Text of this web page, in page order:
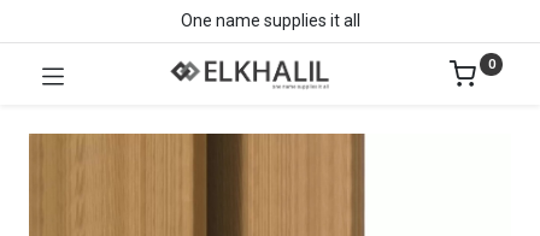
One name supplies it all
0